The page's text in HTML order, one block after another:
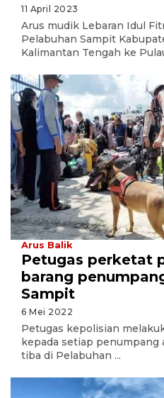
11 April 2023
Arus mudik Lebaran Idul
Pelabuhan Sampit
Kalimantan Tengah ke
Arus Balik
Petugas perketat
barang
Sampit
6 Mei 2022
Petugas kepolisian
kepada setiap penumpang
tiba di Pelabuhan ...